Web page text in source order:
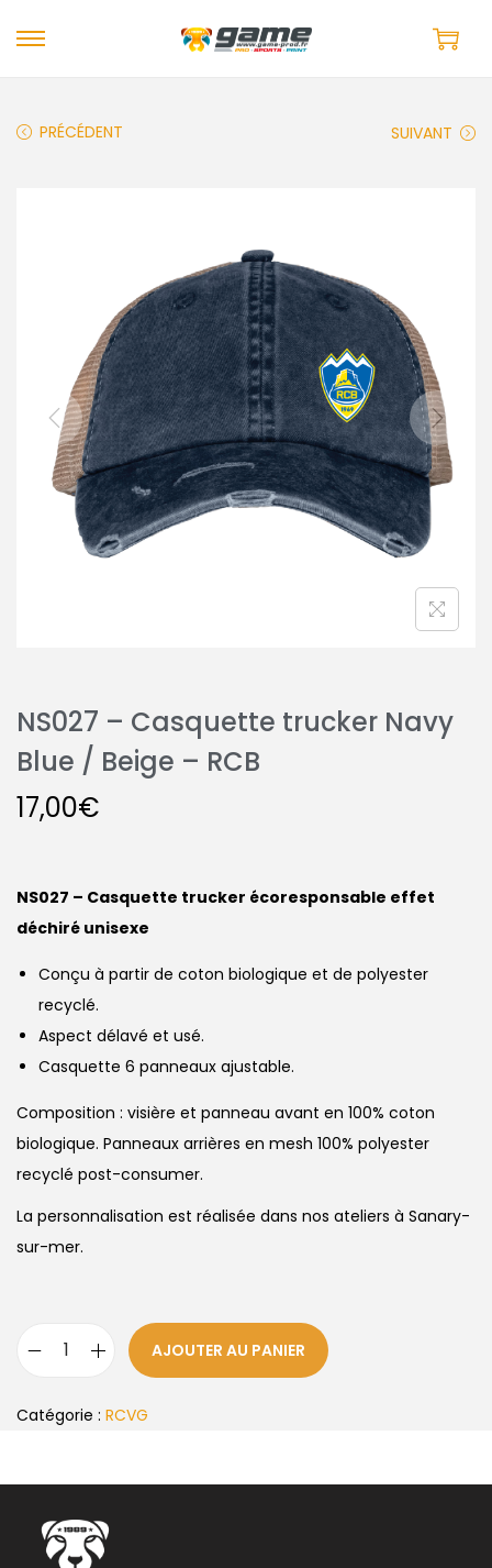
PRÉCÉDENT SUIVANT
NS027 – Casquette trucker Navy
Blue / Beige – RCB
17,00€
NS027 – Casquette trucker écoresponsable effet
déchiré unisexe
Conçu à partir de coton biologique et de polyester
recyclé.
Aspect délavé et usé.
Casquette 6 panneaux ajustable.
Composition : visière et panneau avant en 100% coton
biologique. Panneaux arrières en mesh 100% polyester
recyclé post-consumer.
La personnalisation est réalisée dans nos ateliers à Sanary-
sur-mer.
AJOUTER AU PANIER
Catégorie : RCVG